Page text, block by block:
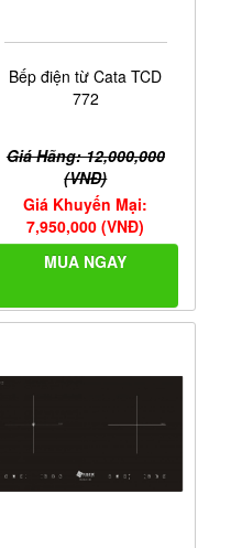
Bếp điện từ Cata TCD
772
Giá Hãng: 12,000,000
(VNĐ)
Giá Khuyến Mại:
7,950,000 (VNĐ)
MUA NGAY